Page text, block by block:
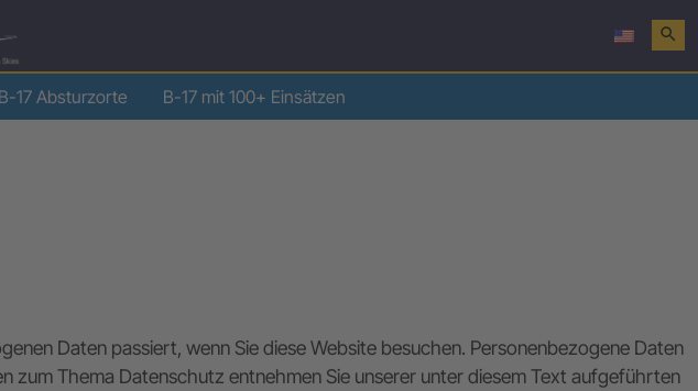
search
17 Absturzorte B-17 mit 100+ Einsätzen
Daten passiert, wenn Sie diese Website besuchen. Personenbezogene Daten
zum Thema Datenschutz entnehmen Sie unserer unter diesem Text aufgeführten